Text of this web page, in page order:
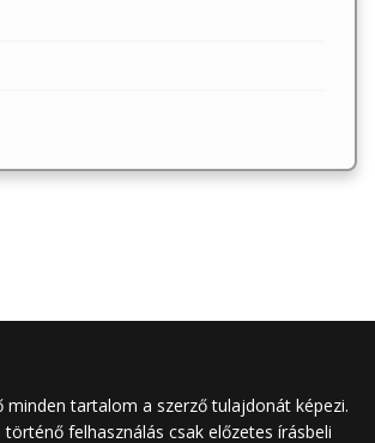
minden tartalom a szerző tulajdonát képezi.
történő felhasználás csak előzetes írásbeli